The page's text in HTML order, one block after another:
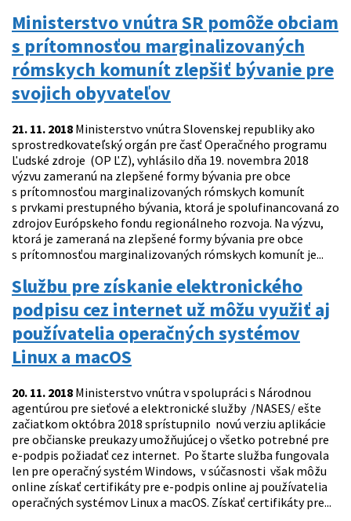
Ministerstvo vnútra SR pomôže obciam
s prítomnosťou marginalizovaných
rómskych komunít zlepšiť bývanie pre
svojich obyvateľov
21. 11. 2018 Ministerstvo vnútra Slovenskej republiky ako
sprostredkovateľský orgán pre časť Operačného programu
Ľudské zdroje (OP ĽZ), vyhlásilo dňa 19. novembra 2018
výzvu zameranú na zlepšené formy bývania pre obce
s prítomnosťou marginalizovaných rómskych komunít
s prvkami prestupného bývania, ktorá je spolufinancovaná zo
zdrojov Európskeho fondu regionálneho rozvoja. Na výzvu,
ktorá je zameraná na zlepšené formy bývania pre obce
s prítomnosťou marginalizovaných rómskych komunít je...
Službu pre získanie elektronického
podpisu cez internet už môžu využiť aj
používatelia operačných systémov
Linux a macOS
20. 11. 2018 Ministerstvo vnútra v spolupráci s Národnou
agentúrou pre sieťové a elektronické služby /NASES/ ešte
začiatkom októbra 2018 sprístupnilo novú verziu aplikácie
pre občianske preukazy umožňujúcej o všetko potrebné pre
e-podpis požiadať cez internet. Po štarte služba fungovala
len pre operačný systém Windows, v súčasnosti však môžu
online získať certifikáty pre e-podpis online aj používatelia
operačných systémov Linux a macOS. Získať certifikáty pre...